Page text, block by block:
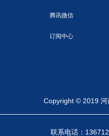
腾讯微信
订阅中心
Copyright © 2019 河
联系电话：